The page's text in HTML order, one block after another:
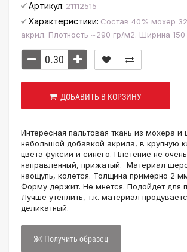
Артикул: 21112515
Характеристики: Состав 40% мохер
акрил. Плотность ~290 гр/м2. Ширина
ДОБАВИТЬ В КОРЗИНУ
Интересная пальтовая ткань из мохера и
небольшой добавкой акрила, в крупную
цвета фуксии и синего. Плетение не
направленный, прижатый. Материал
наощупь, колется. Толщина примерно 2
Форму держит. Не мнется. Подойдет для
Лучше утеплить, т.к. материал
деликатный.
Получить образец